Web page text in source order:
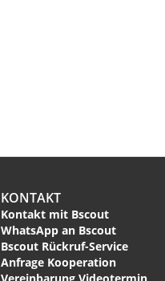
KONTAKT
Kontakt mit Bscout
WhatsApp an Bscout
Bscout Rückruf-Service
Anfrage Kooperation
Vereinbarung Videotermin